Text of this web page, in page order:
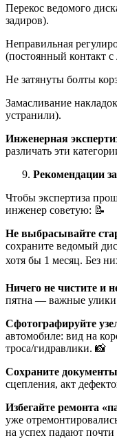
Перекос ведомого
задиров).
Неправильная
(постоянный контакт с
Не затянуты болты
Замасливание
устранили).
Инженерная
различать эти
Рекомендации
Чтобы экспертиза
инженер советую: 📝
Не выбрасывайте
сохраните ведомый
хотя бы 1 месяц. Без
Ничего не чистите и
пятна — важные
Сфотографируйте
автомобиле: вид на
троса/гидравлики. 📸
Сохраните документы
сцепления, акт
Избегайте ремонта
уже
на успех падают почти